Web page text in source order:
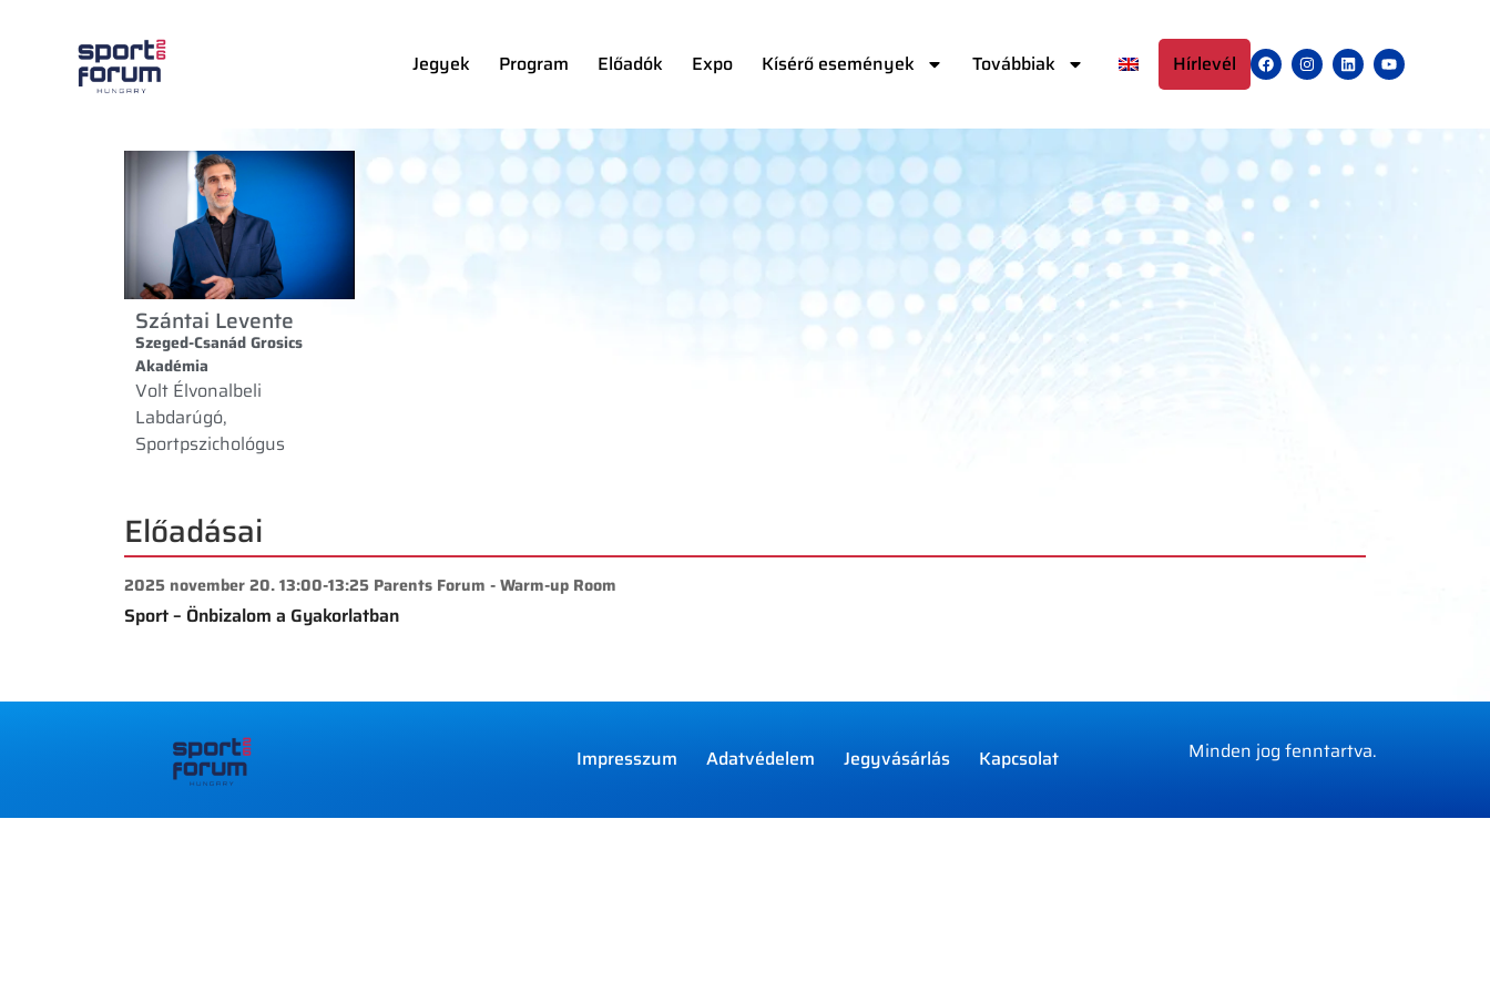
Jegyek Program Előadók Expo Kísérő események Továbbiak Hírlevél
Szántai Levente
Szeged-Csanád Grosics
Akadémia
Volt Élvonalbeli
Labdarúgó,
Sportpszichológus
Előadásai
2025 november 20. 13:00-13:25 Parents Forum - Warm-up Room
Sport – Önbizalom a Gyakorlatban
Impresszum Adatvédelem Jegyvásárlás Kapcsolat Minden jog fenntartva.